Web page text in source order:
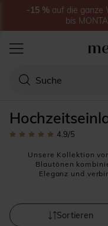
4.9/5
Unsere Kollektion
Blautönen
Eleganz und
Dank einer breiten
können Sie Ihre
Gästen eine
Sortieren
-15 % auf die ganze
bis